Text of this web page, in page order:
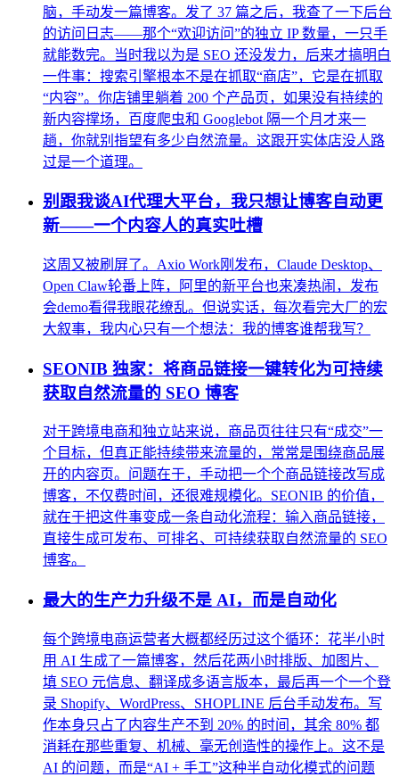
脑，手动发一篇博客。发了 37 篇之后，我查了一下后台
的访问日志——那个“欢迎访问”的独立 IP 数量，一只手
就能数完。当时我以为是 SEO 还没发力，后来才搞明白
一件事：搜索引擎根本不是在抓取“商店”，它是在抓取
“内容”。你店铺里躺着 200 个产品页，如果没有持续的
新内容撑场，百度爬虫和 Googlebot 隔一个月才来一
趟，你就别指望有多少自然流量。这跟开实体店没人路
过是一个道理。
别跟我谈AI代理大平台，我只想让博客自动更
新——一个内容人的真实吐槽
这周又被刷屏了。Axio Work刚发布，Claude Desktop、
Open Claw轮番上阵，阿里的新平台也来凑热闹，发布
会demo看得我眼花缭乱。但说实话，每次看完大厂的宏
大叙事，我内心只有一个想法：我的博客谁帮我写？
SEONIB 独家：将商品链接一键转化为可持续
获取自然流量的 SEO 博客
对于跨境电商和独立站来说，商品页往往只有“成交”一
个目标，但真正能持续带来流量的，常常是围绕商品展
开的内容页。问题在于，手动把一个个商品链接改写成
博客，不仅费时间，还很难规模化。SEONIB 的价值，
就在于把这件事变成一条自动化流程：输入商品链接，
直接生成可发布、可排名、可持续获取自然流量的 SEO
博客。
最大的生产力升级不是 AI，而是自动化
每个跨境电商运营者大概都经历过这个循环：花半小时
用 AI 生成了一篇博客，然后花两小时排版、加图片、
填 SEO 元信息、翻译成多语言版本，最后再一个一个登
录 Shopify、WordPress、SHOPLINE 后台手动发布。写
作本身只占了内容生产不到 20% 的时间，其余 80% 都
消耗在那些重复、机械、毫无创造性的操作上。这不是
AI 的问题，而是“AI + 手工”这种半自动化模式的问题